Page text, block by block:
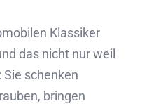
Klassiker
das nicht nur weil
schenken
bringen